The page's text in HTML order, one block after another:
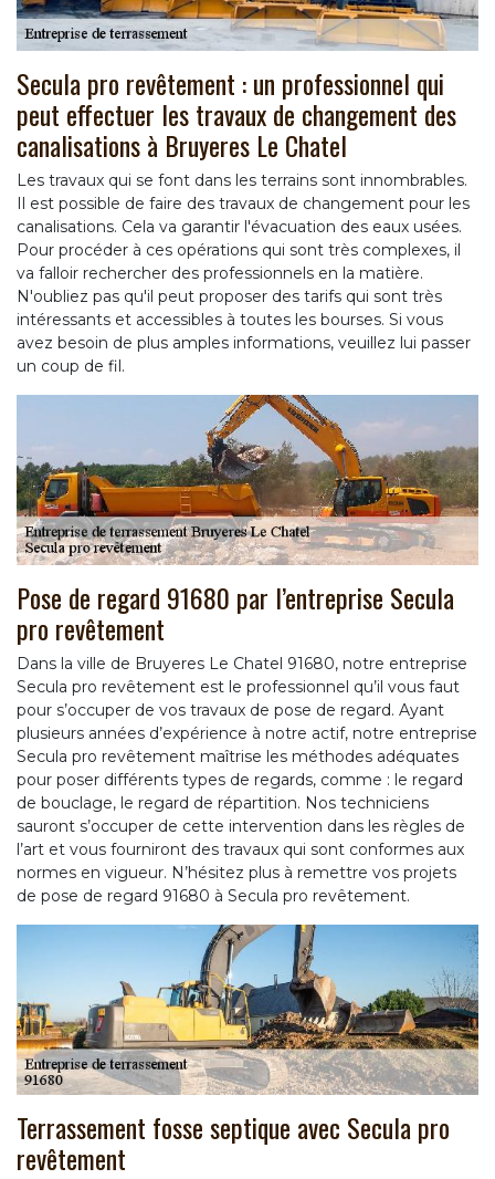
Secula pro revêtement : un professionnel qui
peut effectuer les travaux de changement des
canalisations à Bruyeres Le Chatel
Les travaux qui se font dans les terrains sont innombrables.
Il est possible de faire des travaux de changement pour les
canalisations. Cela va garantir l'évacuation des eaux usées.
Pour procéder à ces opérations qui sont très complexes, il
va falloir rechercher des professionnels en la matière.
N'oubliez pas qu'il peut proposer des tarifs qui sont très
intéressants et accessibles à toutes les bourses. Si vous
avez besoin de plus amples informations, veuillez lui passer
un coup de fil.
Pose de regard 91680 par l’entreprise Secula
pro revêtement
Dans la ville de Bruyeres Le Chatel 91680, notre entreprise
Secula pro revêtement est le professionnel qu’il vous faut
pour s’occuper de vos travaux de pose de regard. Ayant
plusieurs années d’expérience à notre actif, notre entreprise
Secula pro revêtement maîtrise les méthodes adéquates
pour poser différents types de regards, comme : le regard
de bouclage, le regard de répartition. Nos techniciens
sauront s’occuper de cette intervention dans les règles de
l’art et vous fourniront des travaux qui sont conformes aux
normes en vigueur. N’hésitez plus à remettre vos projets
de pose de regard 91680 à Secula pro revêtement.
Terrassement fosse septique avec Secula pro
revêtement